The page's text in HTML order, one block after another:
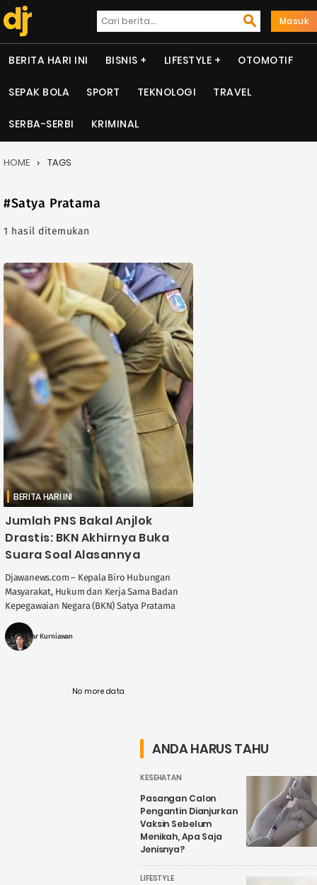
Masuk
BERITA HARI INI BISNIS LIFESTYLE OTOMOTIF
SEPAK BOLA SPORT TEKNOLOGI TRAVEL
SERBA-SERBI KRIMINAL
HOME TAGS
#Satya Pratama
1 hasil ditemukan
BERITA HARI INI
Jumlah PNS Bakal Anjlok
Drastis: BKN Akhirnya Buka
Suara Soal Alasannya
Djawanews.com – Kepala Biro Hubungan
Masyarakat, Hukum dan Kerja Sama Badan
Kepegawaian Negara (BKN) Satya Pratama
Negeri Sipil (PNS) akan menurun karena ....
Fajar Kurniawan
No more data
ANDA HARUS TAHU
KESEHATAN
Pasangan Calon
Pengantin Dianjurkan
Vaksin Sebelum
Menikah, Apa Saja
Jenisnya?
LIFESTYLE